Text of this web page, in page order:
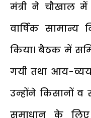
मंत्री ने चौखाल
वार्षिक
किया। बैठक में
गयी तथा आय-व्यय
उन्होंने किसानों
समाधान के